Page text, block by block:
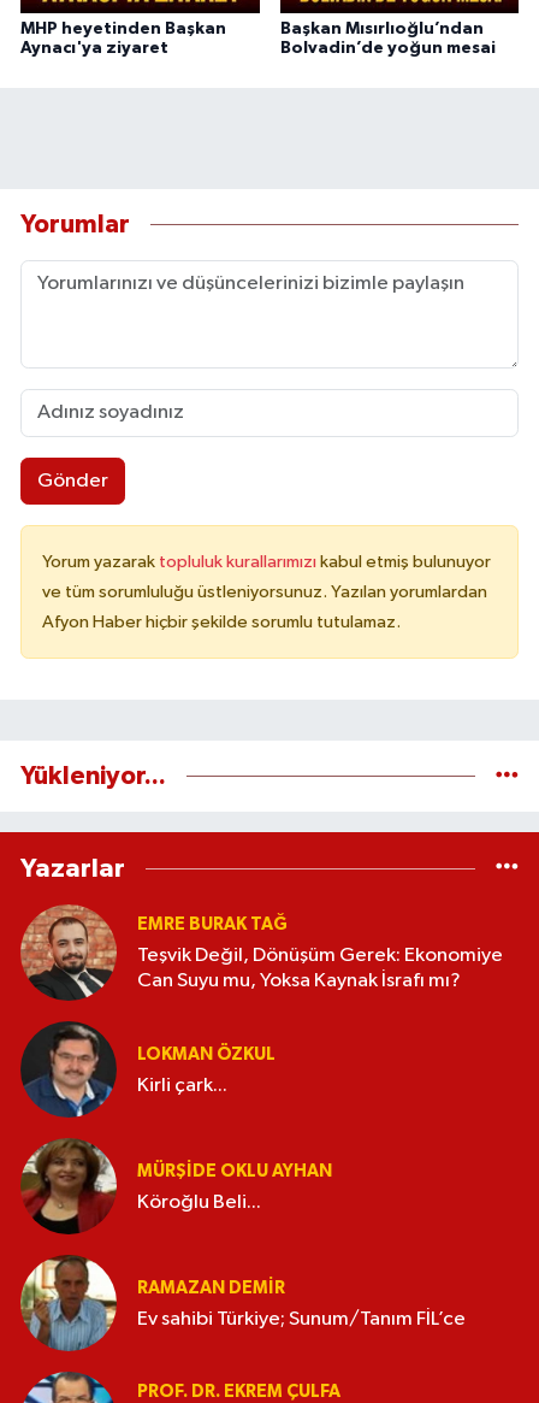
MHP heyetinden Başkan
Aynacı'ya ziyaret
Başkan Mısırlıoğlu’ndan
Bolvadin’de yoğun mesai
Yorumlar
Gönder
Yorum yazarak topluluk kurallarımızı kabul etmiş bulunuyor
ve tüm sorumluluğu üstleniyorsunuz. Yazılan yorumlardan
Afyon Haber hiçbir şekilde sorumlu tutulamaz.
Yükleniyor...
Yazarlar
EMRE BURAK TAĞ
Teşvik Değil, Dönüşüm Gerek: Ekonomiye
Can Suyu mu, Yoksa Kaynak İsrafı mı?
LOKMAN ÖZKUL
Kirli çark...
MÜRŞIDE OKLU AYHAN
Köroğlu Beli...
RAMAZAN DEMİR
Ev sahibi Türkiye; Sunum/Tanım FİL’ce
PROF. DR. EKREM ÇULFA